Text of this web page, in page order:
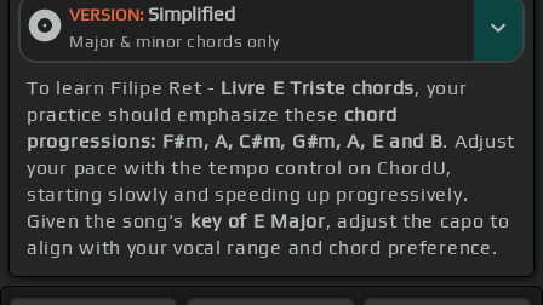
VERSION: Simplified
Major & minor chords only
To learn Filipe Ret - Livre E Triste chords, your
practice should emphasize these chord
progressions: F#m, A, C#m, G#m, A, E and B. Adjust
your pace with the tempo control on ChordU,
starting slowly and speeding up progressively.
Given the song's key of E Major, adjust the capo to
align with your vocal range and chord preference.